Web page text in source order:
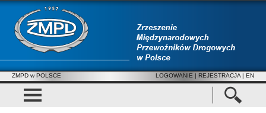
ZMPD w POLSCE LOGOWANIE | REJESTRACJA | EN